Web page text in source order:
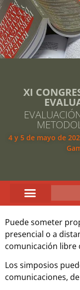
XI
4 y 5 de mayo de
Puede someter
presencial o a
comunicación libre
Los simposios
comunicaciones,